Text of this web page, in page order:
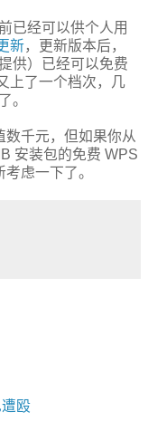
已经可以供个人用
新，更新版本后，
供）已经可以免费
上了一个档次，几
。
数千元，但如果你从
安装包的免费 WPS
虑一下了。
殴